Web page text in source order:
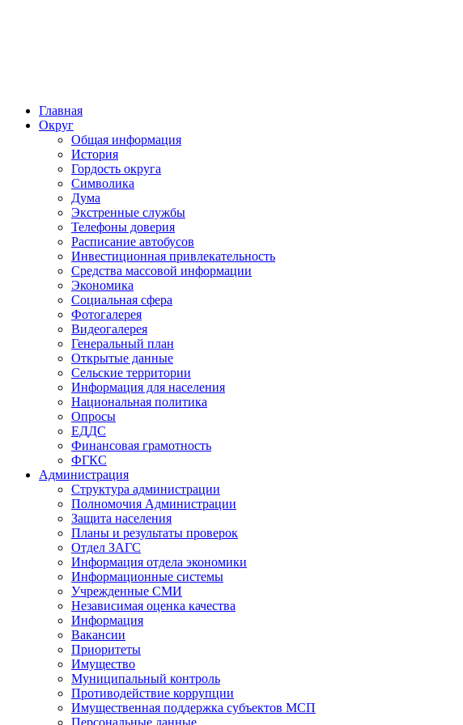
Главная
Округ
Общая информация
История
Гордость округа
Символика
Дума
Экстренные службы
Телефоны доверия
Расписание автобусов
Инвестиционная привлекательность
Средства массовой информации
Экономика
Социальная сфера
Фотогалерея
Видеогалерея
Генеральный план
Открытые данные
Сельские территории
Информация для населения
Национальная политика
Опросы
ЕДДС
Финансовая грамотность
ФГКС
Администрация
Структура администрации
Полномочия Администрации
Защита населения
Планы и результаты проверок
Отдел ЗАГС
Информация отдела экономики
Информационные системы
Учрежденные СМИ
Независимая оценка качества
Информация
Вакансии
Приоритеты
Имущество
Муниципальный контроль
Противодействие коррупции
Имущественная поддержка субъектов МСП
Персональные данные